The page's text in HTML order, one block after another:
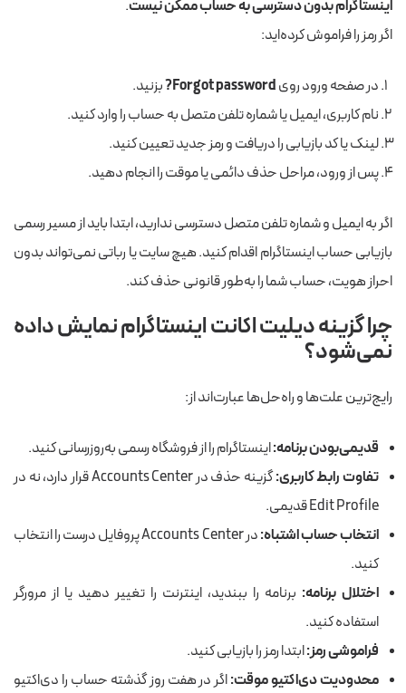
اینستاگرام بدون دسترسی به حساب ممکن نیست.
اگر رمز را فراموش کرده‌اید:
در صفحه ورود رویForgot password? بزنید.
نام کاربری، ایمیل یا شماره تلفن متصل به حساب را وارد کنید.
لینک یا کد بازیابی را دریافت و رمز جدید تعیین کنید.
پس از ورود، مراحل حذف دائمی یا موقت را انجام دهید.
اگر به ایمیل و شماره تلفن متصل دسترسی ندارید، ابتدا باید از مسیر رسمی
بازیابی حساب اینستاگرام اقدام کنید. هیچ سایت یا رباتی نمی‌تواند بدون
احراز هویت، حساب شما را به‌طور قانونی حذف کند.
چرا گزینه دیلیت اکانت اینستاگرام نمایش داده
نمی‌شود؟
رایج‌ترین علت‌ها و راه‌حل‌ها عبارت‌اند از:
قدیمی‌بودن برنامه:اینستاگرام را از فروشگاه رسمی به‌روزرسانی کنید.
تفاوت رابط کاربری:
گزینه حذف در Accounts Center قرار دارد، نه در
Edit Profile قدیمی.
انتخاب حساب اشتباه:
در Accounts Center پروفایل درست را انتخاب
کنید.
اختلال برنامه: برنامه را ببندید، اینترنت را تغییر دهید یا از مرورگر
استفاده کنید.
فراموشی رمز:ابتدا رمز را بازیابی کنید.
محدودیت دی‌اکتیو موقت:اگر در هفت روز گذشته حساب را دی‌اکتیو